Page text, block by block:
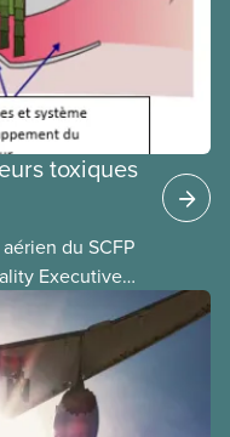
pour
d’Air Canada,
non payé et
toxiques
du SCFP
Executive
de l’air
membres
System
les cabines.